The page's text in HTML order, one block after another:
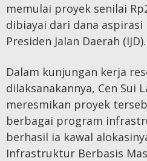
memulai proyek senilai
dibiayai dari dana
Presiden Jalan Daerah (IJD).
Dalam kunjungan kerja
dilaksanakannya, Cen Sui
meresmikan proyek
berbagai program
berhasil ia kawal
Infrastruktur Berbasis